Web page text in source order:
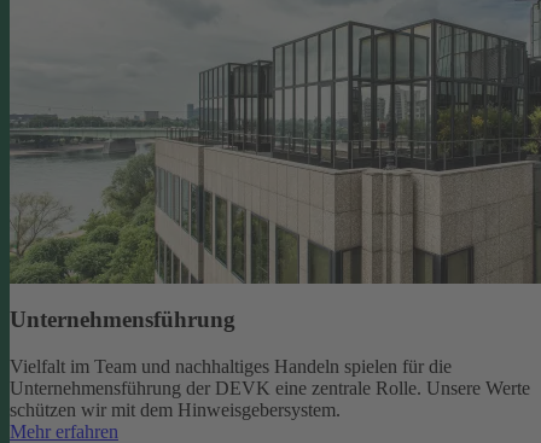
Unternehmensführung
Vielfalt im Team und nachhaltiges Handeln spielen für die
Unternehmensführung der DEVK eine zentrale Rolle. Unsere Werte
schützen wir mit dem Hinweisgebersystem.
Mehr erfahren